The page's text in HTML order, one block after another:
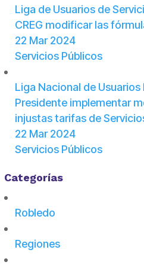
Liga de Usuarios de
CREG modificar las
22 Mar 2024
Servicios Públicos
Liga Nacional de
Presidente implementar
injustas tarifas de
22 Mar 2024
Servicios Públicos
Categorías
Robledo
Regiones